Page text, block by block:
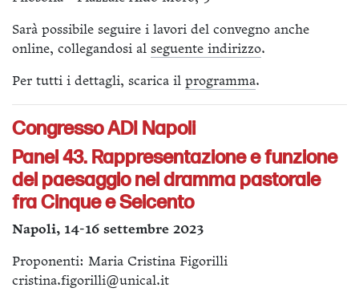
Sarà possibile seguire i lavori del convegno anche
online, collegandosi al seguente indirizzo.
Per tutti i dettagli, scarica il programma.
Congresso ADI Napoli
Panel 43. Rappresentazione e funzione
del paesaggio nel dramma pastorale
fra Cinque e Seicento
Napoli, 14-16 settembre 2023
Proponenti: Maria Cristina Figorilli
cristina.figorilli@unical.it